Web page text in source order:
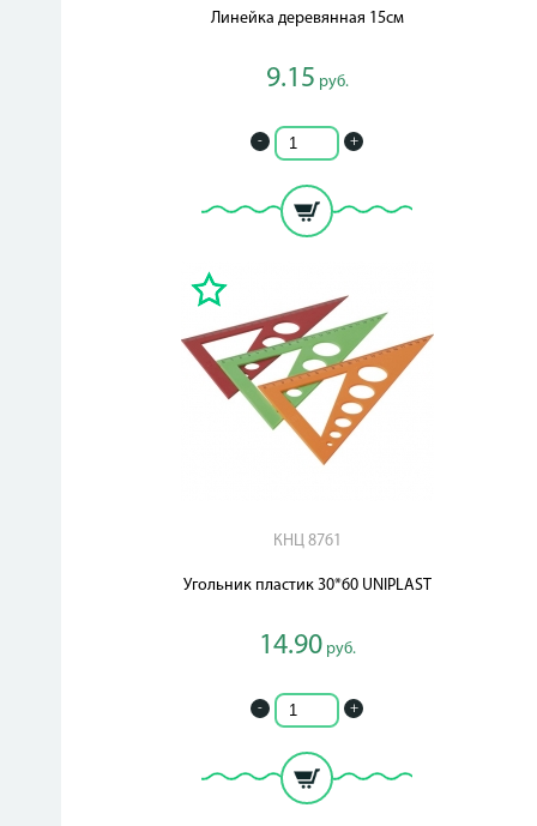
Линейка деревянная 15см
9.15 руб.
- +
КНЦ 8761
Угольник пластик 30*60 UNIPLAST
14.90руб.
- +